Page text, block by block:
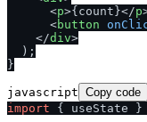
<p>{count}</p
<button
</div>
  );
javascript Copy code
import { useState }